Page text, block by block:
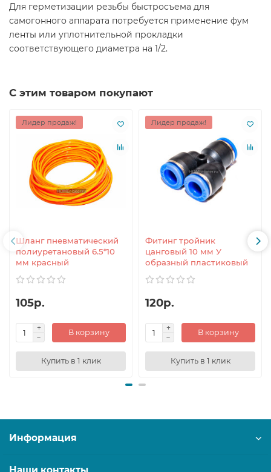
Для герметизации резьбы быстросъема для
самогонного аппарата потребуется применение фум
ленты или уплотнительной прокладки
соответствующего диаметра на 1/2.
С этим товаром покупают
Лидер продаж!
Шланг пневматический
полиуретановый 6.5*10
мм красный
105р.
В корзину
Купить в 1 клик
Лидер продаж!
Фитинг тройник
цанговый 10 мм У
образный пластиковый
120р.
В корзину
Купить в 1 клик
Информация